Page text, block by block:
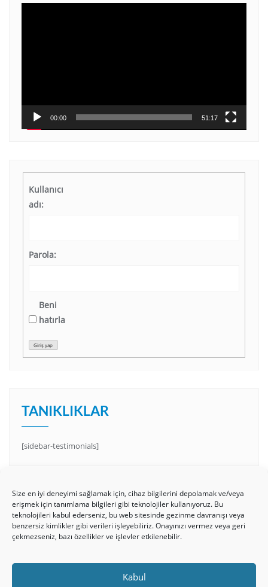
Size en iyi deneyimi sağlamak için, cihaz bilgilerini depolamak ve/veya
erişmek için tanımlama bilgileri gibi teknolojiler kullanıyoruz. Bu
teknolojileri kabul ederseniz, bu web sitesinde gezinme davranışı veya
benzersiz kimlikler gibi verileri işleyebiliriz. Onayınızı vermez veya geri
çekmezseniz, bazı özellikler ve işlevler etkilenebilir.
Kabul
00:00 51:17
Kullanıcı
adı:
Parola:
Beni
hatırla
Giriş yap
TANIKLIKLAR
[sidebar-testimonials]